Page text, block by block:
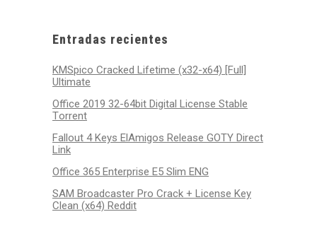
Entradas recientes
KMSpico Cracked Lifetime (x32-x64) [Full]
Ultimate
Office 2019 32-64bit Digital License Stable
Tоrrеnt
Fallout 4 Keys ElAmigos Release GOTY Direct
Link
Office 365 Enterprise E5 Slim ENG
SAM Broadcaster Pro Crack + License Key
Clean (x64) Reddit